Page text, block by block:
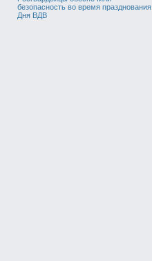
безопасность во время празднования
Дня ВДВ